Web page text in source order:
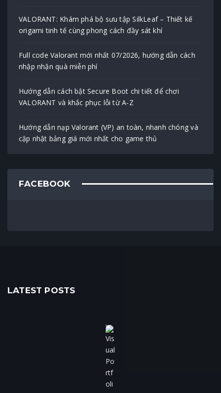
VALORANT: Khám phá bộ sưu tập SilkLeaf – Thiết kế
origami tinh tế cùng phong cách đầy sát khí
Full code Valorant mới nhất 07/2026, hướng dẫn cách
nhập nhận quà miễn phí
Hướng dẫn cách bật Secure Boot chi tiết để chơi
VALORANT và khắc phục lỗi từ A-Z
Hướng dẫn nạp Valorant (VP) an toàn, nhanh chóng và
cập nhật bảng giá mới nhất cho game thủ
FACEBOOK
LATEST POSTS